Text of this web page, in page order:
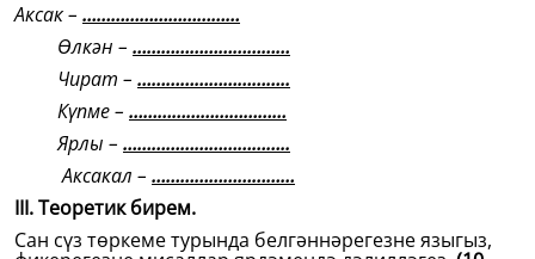
Аксак – ……………………………
Өлкән – ……………………………
Чират – …………………………..
Күпме – ……………………………
Ярлы – ……………………………..
Аксакал – …………………………
III. Теоретик бирем.
Сан сүз төркеме турында белгәннәрегезне языгыз,